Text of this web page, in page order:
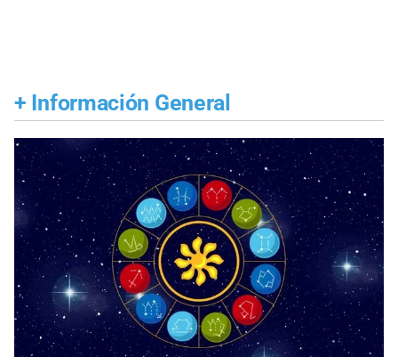
+ Información General